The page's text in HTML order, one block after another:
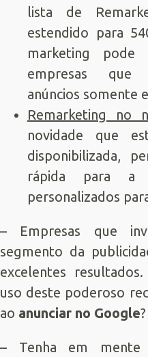
lista de
estendido para
marketing
empresas que
anúncios somente
Remarketing no
novidade que
disponibilizada,
rápida para a
personalizados
– Empresas que
segmento da
excelentes
uso deste poderoso
ao anunciar no Google?
– Tenha em